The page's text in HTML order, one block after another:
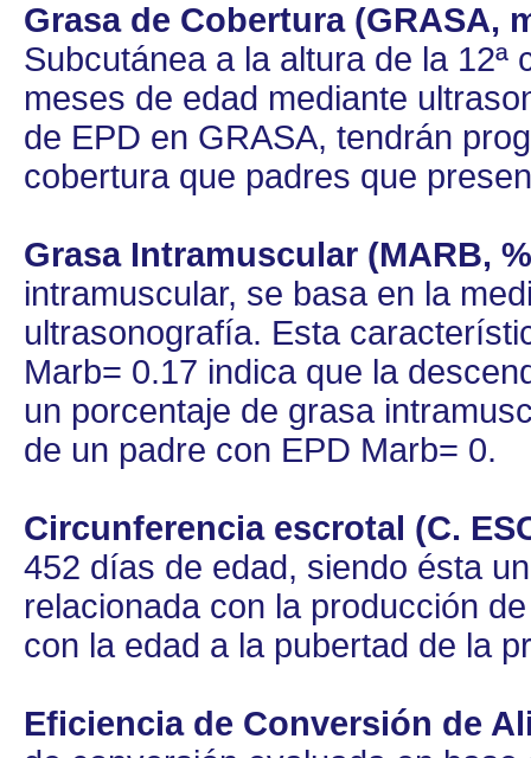
Grasa de Cobertura (GRASA,
Subcutánea a la altura de la
meses de edad mediante
de EPD en GRASA, tendrán
cobertura que padres que
Grasa Intramuscular (MARB,
intramuscular, se basa en la
ultrasonografía. Esta
Marb= 0.17 indica que la
un porcentaje de grasa
de un padre con EPD Marb= 0.
Circunferencia escrotal (C.
452 días de edad, siendo ésta
relacionada con la producción
con la edad a la pubertad de la
Eficiencia de Conversión de